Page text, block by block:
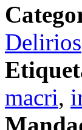
Delirios
macri,